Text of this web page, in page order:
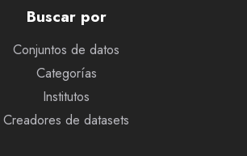
Buscar por
Conjuntos de datos
Categorías
Institutos
Creadores de datasets